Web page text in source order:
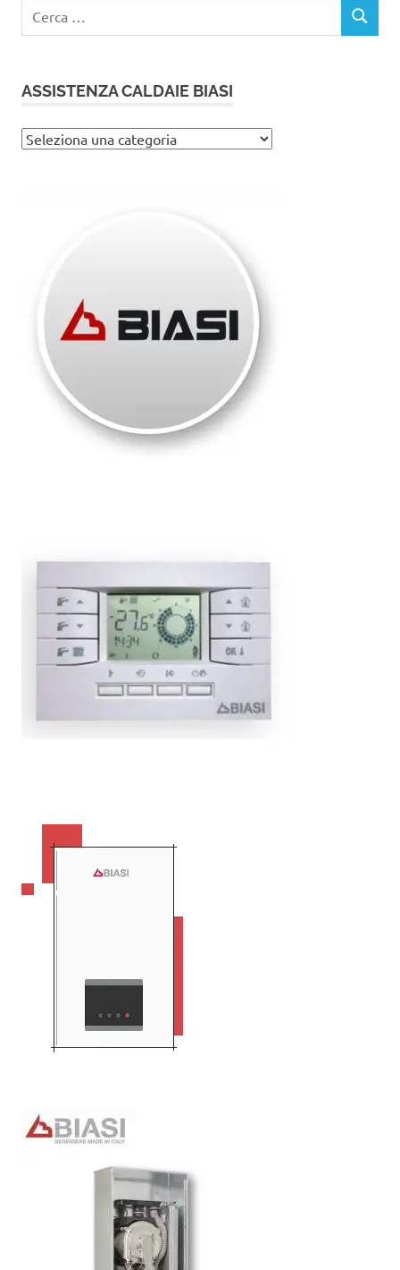
per:
CERCA
ASSISTENZA CALDAIE BIASI
Assistenza